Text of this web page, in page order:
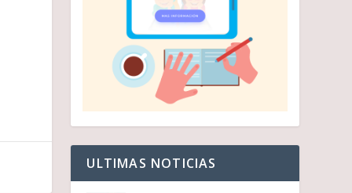
ULTIMAS NOTICIAS